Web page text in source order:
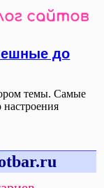
до
темы. Самые